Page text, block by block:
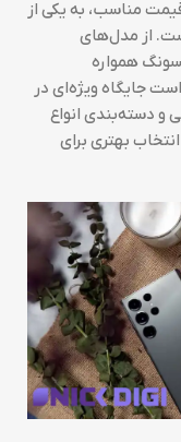
مناسب، به یکی از
از مدل‌های
همواره
جایگاه ویژه‌ای در
و دسته‌بندی انواع
بهتری برای